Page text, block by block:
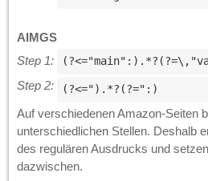
AIMGS
Step 1:
Step 2: (?<=").*?(?=":)
Auf verschiedenen Amazon-Seiten
unterschiedlichen Stellen. Deshalb
des regulären Ausdrucks und
dazwischen.